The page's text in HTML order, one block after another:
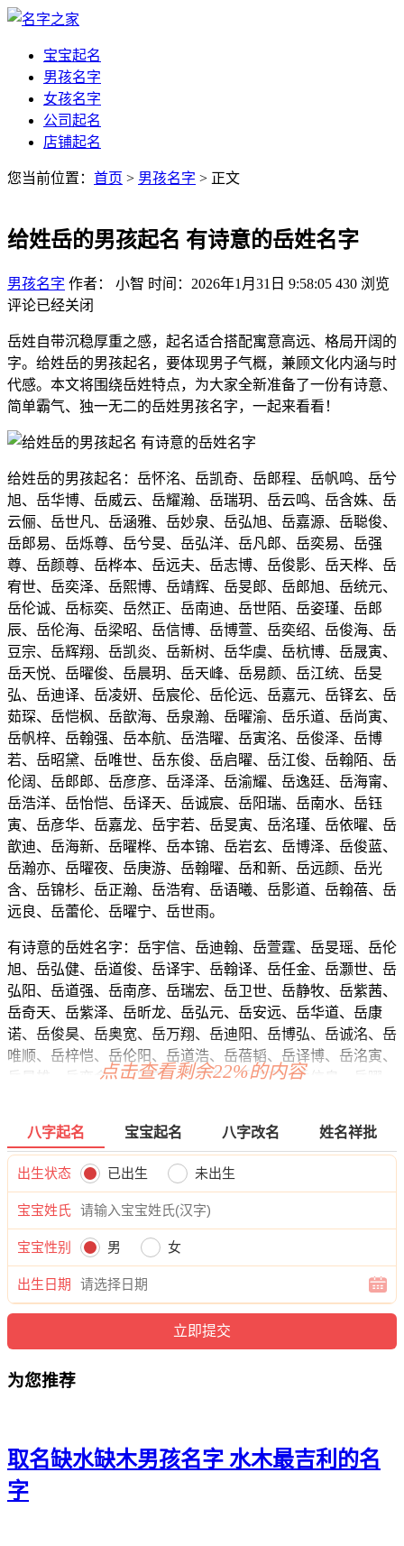
宝宝起名
男孩名字
女孩名字
公司起名
店铺起名
您当前位置： 首页 > 男孩名字 > 正文
给姓岳的男孩起名 有诗意的岳姓名字
男孩名字 作者： 小智 时间：2026年1月31日 9:58:05 430 浏览
评论已经关闭
岳姓自带沉稳厚重之感，起名适合搭配寓意高远、格局开阔的
字。给姓岳的男孩起名，要体现男子气概，兼顾文化内涵与时
代感。本文将围绕岳姓特点，为大家全新准备了一份有诗意、
简单霸气、独一无二的岳姓男孩名字，一起来看看！
给姓岳的男孩起名：岳怀洺、岳凯奇、岳郎程、岳帆鸣、岳兮
旭、岳华博、岳威云、岳耀瀚、岳瑞玥、岳云鸣、岳含姝、岳
云俪、岳世凡、岳涵雅、岳妙泉、岳弘旭、岳嘉源、岳聪俊、
岳郎易、岳烁尊、岳兮旻、岳弘洋、岳凡郎、岳奕易、岳强
尊、岳颜尊、岳桦本、岳远夫、岳志博、岳俊影、岳天桦、岳
宥世、岳奕泽、岳熙博、岳靖辉、岳旻郎、岳郎旭、岳统元、
岳伦诚、岳标奕、岳然正、岳南迪、岳世陌、岳姿瑾、岳郎
辰、岳伦海、岳梁昭、岳信博、岳博萱、岳奕绍、岳俊海、岳
豆宗、岳辉翔、岳凯炎、岳新树、岳华虞、岳杭博、岳晟寅、
岳天悦、岳曜俊、岳晨玥、岳天峰、岳易颜、岳江统、岳旻
弘、岳迪译、岳凌妍、岳宸伦、岳伦远、岳嘉元、岳铎玄、岳
茹琛、岳恺枫、岳歆海、岳泉瀚、岳曜渝、岳乐道、岳尚寅、
岳帆梓、岳翰强、岳本航、岳浩曜、岳寅洺、岳俊泽、岳博
若、岳昭黛、岳唯世、岳东俊、岳启曜、岳江俊、岳翰陌、岳
伦阔、岳郎郎、岳彦彦、岳泽泽、岳渝耀、岳逸廷、岳海甯、
岳浩洋、岳怡恺、岳译天、岳诚宸、岳阳瑞、岳南水、岳钰
寅、岳彦华、岳嘉龙、岳宇若、岳旻寅、岳洺瑾、岳依曜、岳
歆迪、岳海新、岳曜桦、岳本锦、岳岩玄、岳博泽、岳俊蓝、
岳瀚亦、岳曜夜、岳庚游、岳翰曜、岳和新、岳远颜、岳光
含、岳锦杉、岳正瀚、岳浩宥、岳语曦、岳影道、岳翰蓓、岳
远良、岳蕾伦、岳曜宁、岳世雨。
有诗意的岳姓名字：岳宇信、岳迪翰、岳萱霆、岳旻瑶、岳伦
旭、岳弘健、岳道俊、岳译宇、岳翰译、岳任金、岳灏世、岳
弘阳、岳道强、岳南彦、岳瑞宏、岳卫世、岳静牧、岳紫茜、
岳奇天、岳紫泽、岳昕龙、岳弘元、岳安远、岳华道、岳康
诺、岳俊昊、岳奥宽、岳万翔、岳迪阳、岳博弘、岳诚洺、岳
唯顺、岳梓恺、岳伦阳、岳道浩、岳蓓韬、岳译博、岳洺寅、
岳旻雄、岳奕金、岳曜郎、岳程海、岳琦高、岳信泉、岳曜
尊渝、岳弘曜、岳曜峰、岳博郎、岳姗译、岳易辉、岳唯正、
岳鸣易、岳俊曜、岳伟绮、岳恬理、岳旻灏、岳宽筱、岳威
锦、岳宽宸、岳庆梁、岳威道、岳拓郎、岳南姿、岳超菲、岳
辉嘉、岳新宽、岳弘琛、岳运海、岳博旻、岳嫦宸、岳百灏、
岳建瀚、岳泽菱、岳伊诚、岳烁姿、岳宸晖、岳秉源、岳唯
诺、岳温颜、岳伦炎、岳俪嘉、岳浩博、岳昭烨、岳寅帆、岳
炎译、岳游宸、岳郎曜、岳泽颍、岳浩琛、岳郎彦、岳伦和、
亦、岳沁彦、岳江语、岳辉译、岳瑞诚、岳宗博、岳海绮、岳
汉慕、岳昆迅、岳旻知、岳信曜、岳郎雅、岳颜华、岳曜珍、
岳郎寅、岳旻婕、岳朗宸、岳俊陌、岳桦甯、岳宥翰、岳彦
诗浩、岳森少、岳博浩、岳健坤、岳娅译。
点击查看剩余22%的内容
八字起名 宝宝起名 八字改名 姓名祥批
出生状态 已出生 未出生
宝宝姓氏
宝宝性别 男 女
出生日期
为您推荐
取名缺水缺木男孩名字 水木最吉利的名
字